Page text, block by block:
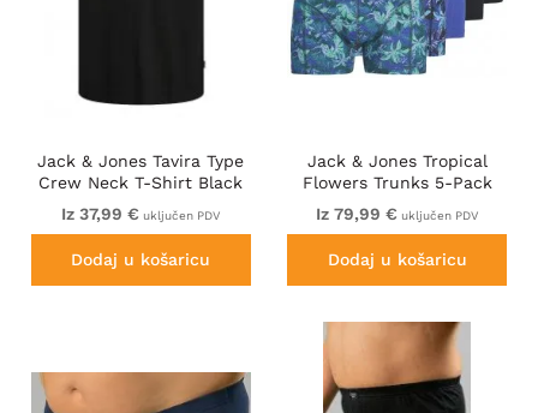
Jack & Jones Tavira Type
Crew Neck T-Shirt Black
Iz 37,99 € uključen PDV
Dodaj u košaricu
Jack & Jones Tropical
Flowers Trunks 5-Pack
Blue
Iz 79,99 € uključen PDV
Dodaj u košaricu